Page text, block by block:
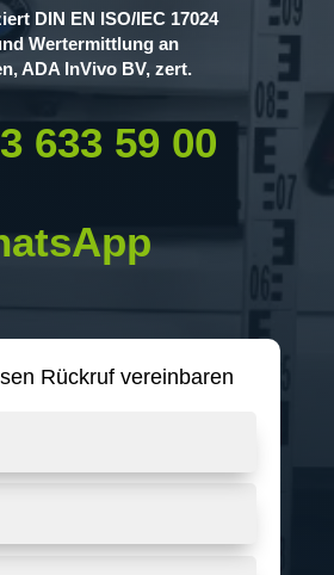
DIN EN ISO/IEC 17024
Wertermittlung an
ADA InVivo BV, zert.
633 59 00
Rückruf vereinbaren